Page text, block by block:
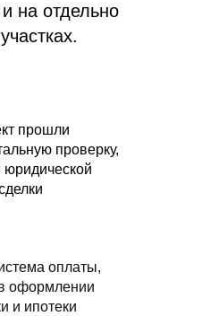
на отдельно
прошли
проверку,
юридической
оплаты,
оформлении
и ипотеки